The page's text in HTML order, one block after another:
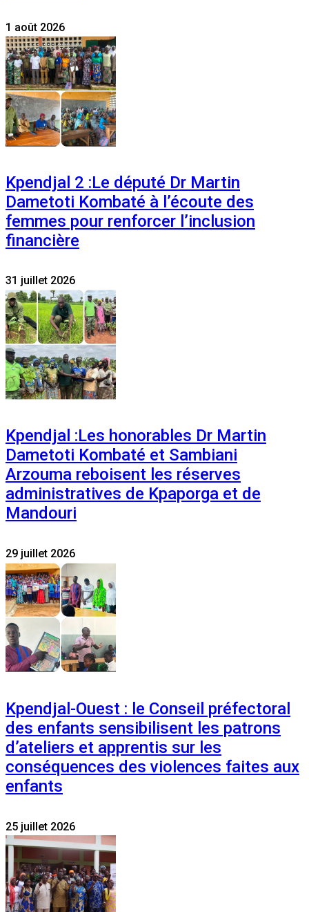
1 août 2026
Kpendjal 2 :Le député Dr Martin
Dametoti Kombaté à l’écoute des
femmes pour renforcer l’inclusion
financière
31 juillet 2026
Kpendjal :Les honorables Dr Martin
Dametoti Kombaté et Sambiani
Arzouma reboisent les réserves
administratives de Kpaporga et de
Mandouri
29 juillet 2026
Kpendjal-Ouest : le Conseil préfectoral
des enfants sensibilisent les patrons
d’ateliers et apprentis sur les
conséquences des violences faites aux
enfants
25 juillet 2026